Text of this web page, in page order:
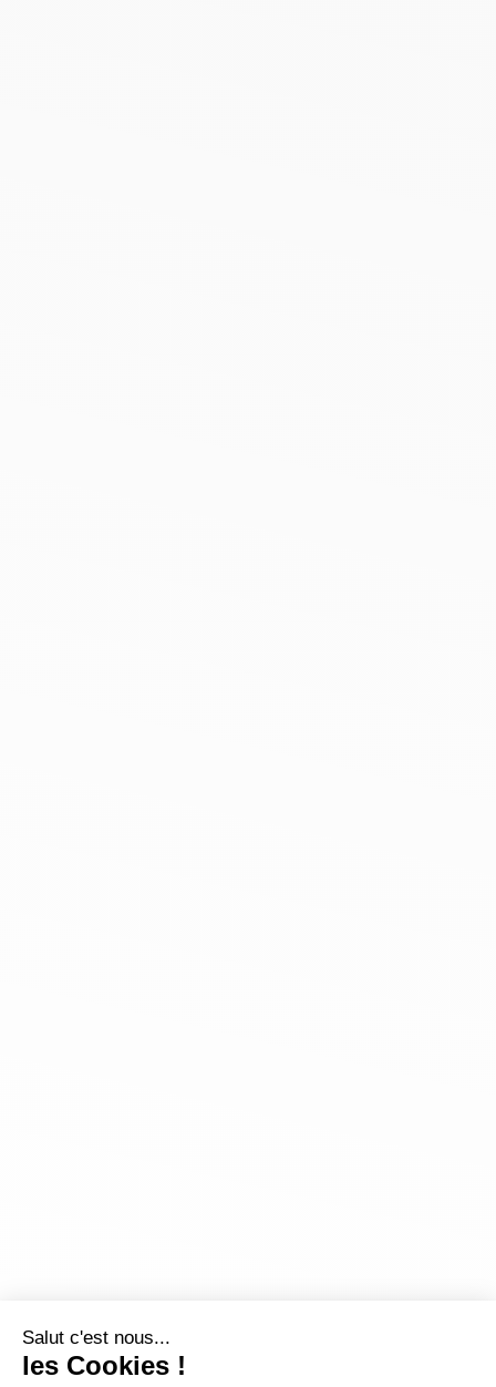
Salut c'est nous...
les Cookies !